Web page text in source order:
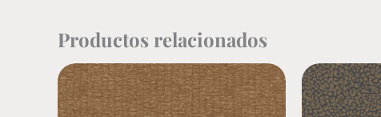
Productos relacionados